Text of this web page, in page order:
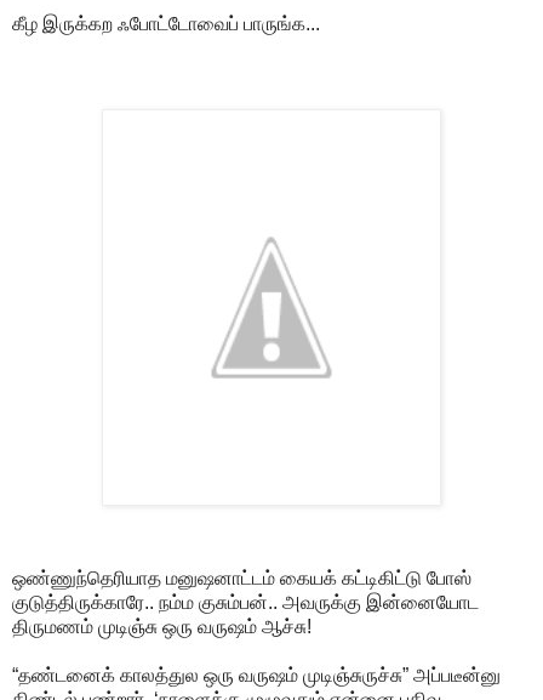
கீழ இருக்கற ஃபோட்டோவைப் பாருங்க...
ஒண்ணுந்தெரியாத மனுஷனாட்டம் கையக் கட்டிகிட்டு போஸ்
குடுத்திருக்காரே.. நம்ம குசும்பன்.. அவருக்கு இன்னையோட
திருமணம் முடிஞ்சு ஒரு வருஷம் ஆச்சு!
“தண்டனைக் காலத்துல ஒரு வருஷம் முடிஞ்சுருச்சு” அப்படீன்னு